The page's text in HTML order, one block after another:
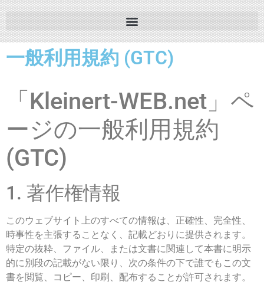
一般利用規約 (GTC)
「Kleinert-WEB.net」ペ
ージの一般利用規約
(GTC)
1. 著作権情報
このウェブサイト上のすべての情報は、正確性、完全性、
時事性を主張することなく、記載どおりに提供されます。
特定の抜粋、ファイル、または文書に関連して本書に明示
的に別段の記載がない限り、次の条件の下で誰でもこの文
書を閲覧、コピー、印刷、配布することが許可されます。